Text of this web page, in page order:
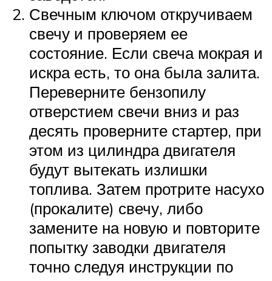
Свечным ключом откручиваем
свечу и проверяем ее
состояние. Если свеча мокрая и
искра есть, то она была залита.
Переверните бензопилу
отверстием свечи вниз и раз
десять проверните стартер, при
этом из цилиндра двигателя
будут вытекать излишки
топлива. Затем протрите насухо
(прокалите) свечу, либо
замените на новую и повторите
попытку заводки двигателя
точно следуя инструкции по